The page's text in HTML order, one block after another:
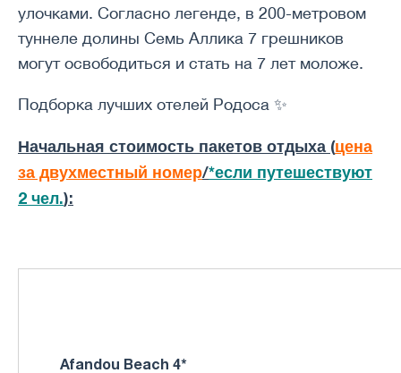
улочками. Согласно легенде, в 200-метровом
туннеле долины Семь Аллика 7 грешников
могут освободиться и стать на 7 лет моложе.
Подборка лучших отелей Родоса ✨
Начальная стоимость пакетов отдыха (цена
за двухместный номер/*если путешествуют
2 чел.):
Afandou Beach 4*